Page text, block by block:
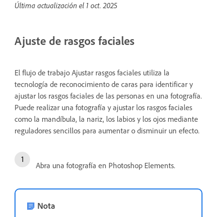
Última actualización el 1 oct. 2025
Ajuste de rasgos faciales
El flujo de trabajo Ajustar rasgos faciales utiliza la
tecnología de reconocimiento de caras para identificar y
ajustar los rasgos faciales de las personas en una fotografía.
Puede realizar una fotografía y ajustar los rasgos faciales
como la mandíbula, la nariz, los labios y los ojos mediante
reguladores sencillos para aumentar o disminuir un efecto.
Abra una fotografía en Photoshop Elements.
Nota